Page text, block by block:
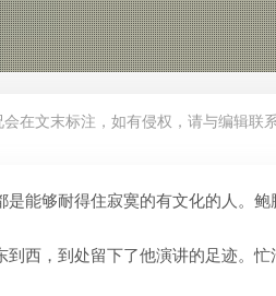
在文末标注，如有侵权，请与编辑联系
能够耐得住寂寞的有文化的人。
西，到处留下了他演讲的足迹。忙